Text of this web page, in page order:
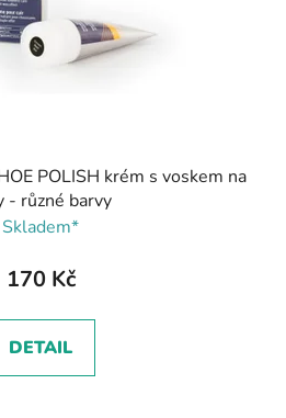
POLISH krém s voskem na
- různé barvy
Skladem*
170 Kč
DETAIL